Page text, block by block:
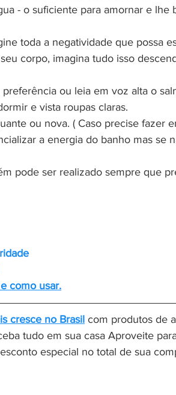
- o suficiente para amornar e lhe
toda a negatividade que possa
corpo, imagina tudo isso
ou leia em voz alta o
e vista roupas claras.
ou nova. ( Caso precise fazer
a energia do banho mas se
pode ser realizado sempre que
como usar.
cresce no Brasil com produtos de
tudo em sua casa Aproveite
especial no total de sua